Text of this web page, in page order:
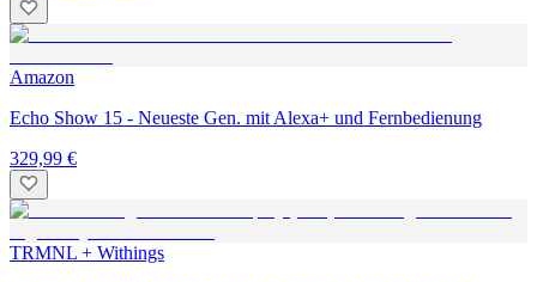
Amazon
Echo Show 15 - Neueste Gen. mit Alexa+ und Fernbedienung
329,99 €
TRMNL + Withings